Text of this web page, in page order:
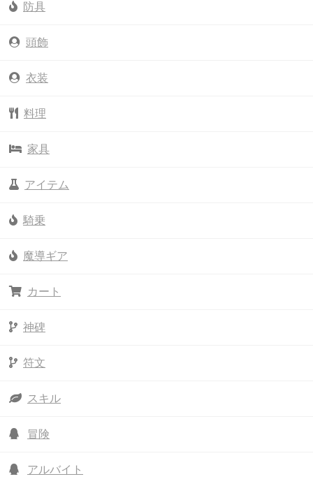
防具
頭飾
衣装
料理
家具
アイテム
騎乗
魔導ギア
カート
神碑
符文
スキル
冒険
アルバイト